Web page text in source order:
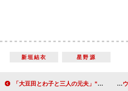
新垣結衣 星野源
「大豆田とわ子と三人の元夫」“かごめ”市川実日子に訪れた衝撃の展開 「心がえぐられ過ぎて立ち直れない」 森七